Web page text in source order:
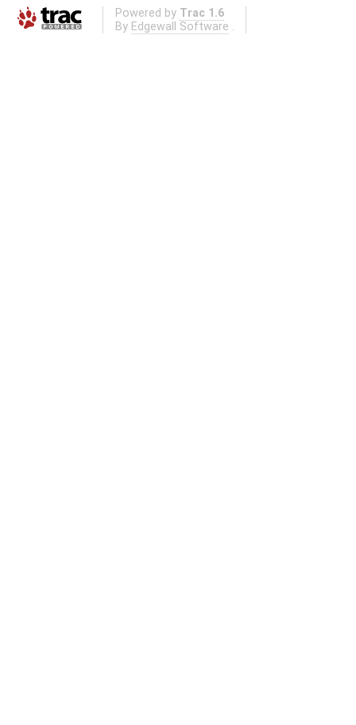
Powered by Trac 1.6
By Edgewall Software .